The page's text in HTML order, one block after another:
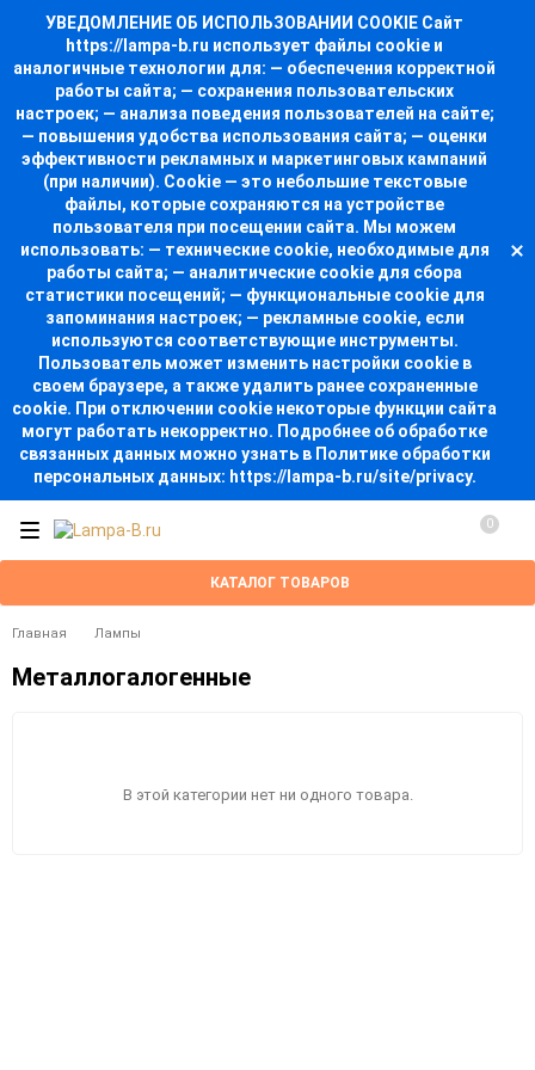
УВЕДОМЛЕНИЕ ОБ ИСПОЛЬЗОВАНИИ COOKIE Сайт
https://lampa-b.ru использует файлы cookie и
аналогичные технологии для: — обеспечения корректной
работы сайта; — сохранения пользовательских
настроек; — анализа поведения пользователей на сайте;
— повышения удобства использования сайта; — оценки
эффективности рекламных и маркетинговых кампаний
(при наличии). Cookie — это небольшие текстовые
файлы, которые сохраняются на устройстве
пользователя при посещении сайта. Мы можем
использовать: — технические cookie, необходимые для
работы сайта; — аналитические cookie для сбора
статистики посещений; — функциональные cookie для
запоминания настроек; — рекламные cookie, если
используются соответствующие инструменты.
Пользователь может изменить настройки cookie в
своем браузере, а также удалить ранее сохраненные
cookie. При отключении cookie некоторые функции сайта
могут работать некорректно. Подробнее об обработке
связанных данных можно узнать в Политике обработки
персональных данных: https://lampa-b.ru/site/privacy.
КАТАЛОГ ТОВАРОВ
0
Главная Лампы
Металлогалогенные
В этой категории нет ни одного товара.